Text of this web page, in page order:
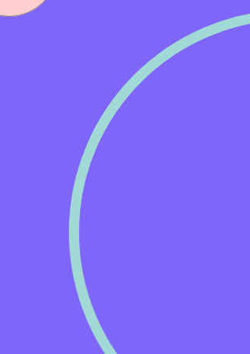
bedrijfswagens en campers. Naast
jong gebruikte occasions
maar vooral samen als team. In